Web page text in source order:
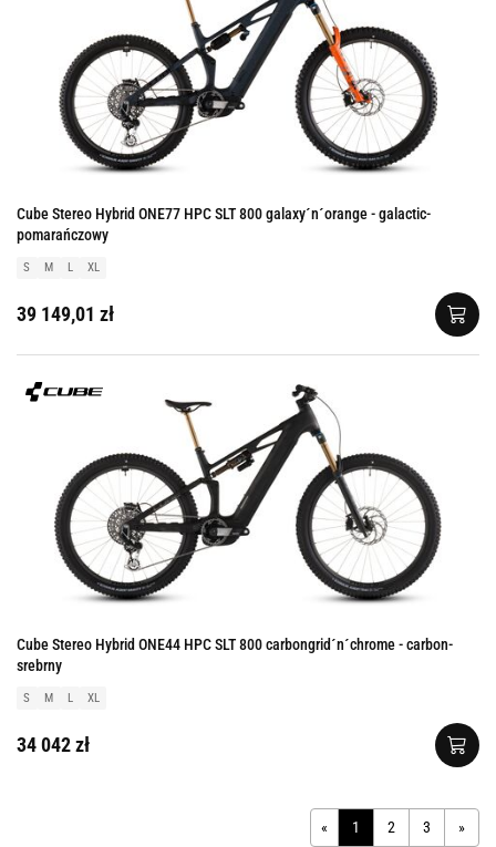
Cube Stereo Hybrid ONE77 HPC SLT 800 galaxy´n´orange - galactic-
pomarańczowy
S M L XL
39 149,01 zł
Cube Stereo Hybrid ONE44 HPC SLT 800 carbongrid´n´chrome - carbon-
srebrny
S M L XL
34 042 zł
« 1 2 3 »